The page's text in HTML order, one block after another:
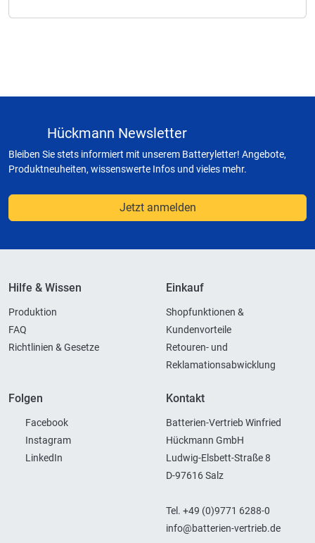
Hückmann Newsletter
Bleiben Sie stets informiert mit unserem Batteryletter! Angebote,
Produktneuheiten, wissenswerte Infos und vieles mehr.
Jetzt anmelden
Hilfe & Wissen
Produktion
FAQ
Richtlinien & Gesetze
Einkauf
Shopfunktionen &
Kundenvorteile
Retouren- und
Reklamationsabwicklung
Folgen
Facebook
Instagram
LinkedIn
Kontakt
Batterien-Vertrieb Winfried
Hückmann GmbH
Ludwig-Elsbett-Straße 8
D-97616 Salz
Tel. +49 (0)9771 6288-0
info@batterien-vertrieb.de